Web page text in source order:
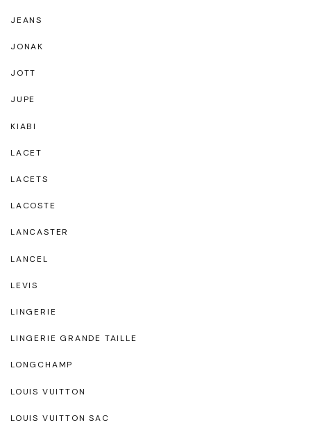
JEANS
JONAK
JOTT
JUPE
KIABI
LACET
LACETS
LACOSTE
LANCASTER
LANCEL
LEVIS
LINGERIE
LINGERIE GRANDE TAILLE
LONGCHAMP
LOUIS VUITTON
LOUIS VUITTON SAC